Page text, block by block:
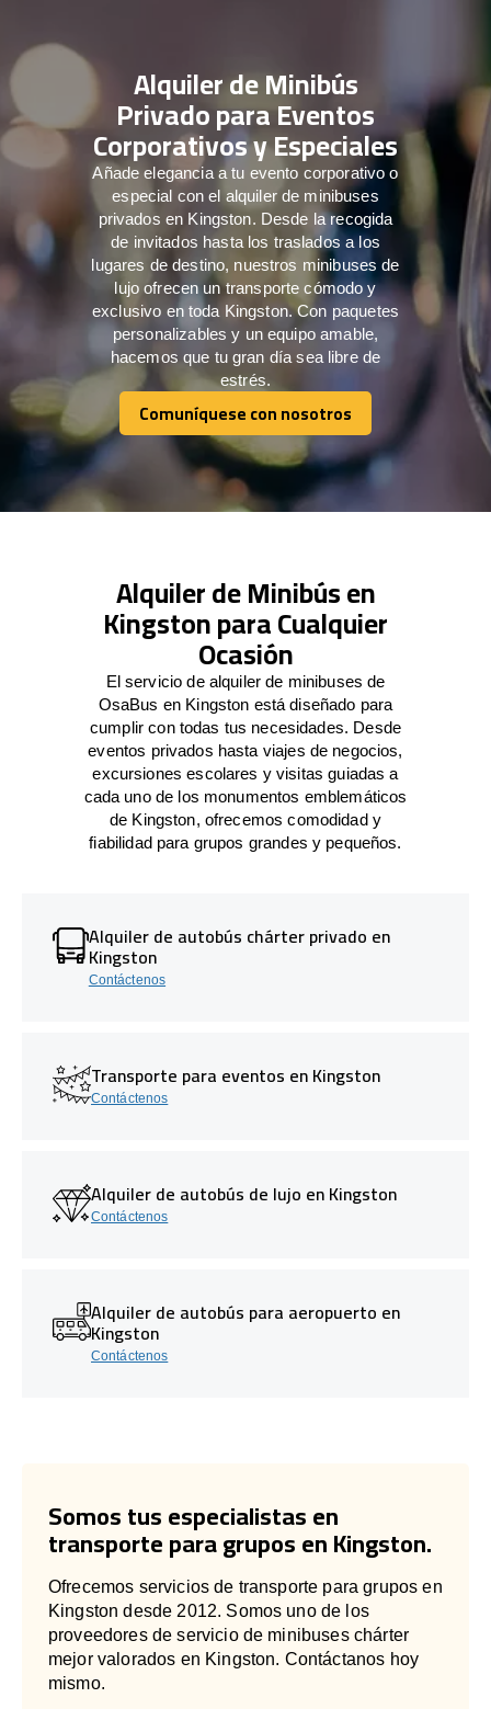
Alquiler de Minibús
Privado para Eventos
Corporativos y Especiales
Añade elegancia a tu evento corporativo o
especial con el alquiler de minibuses
privados en Kingston. Desde la recogida
de invitados hasta los traslados a los
lugares de destino, nuestros minibuses de
lujo ofrecen un transporte cómodo y
exclusivo en toda Kingston. Con paquetes
personalizables y un equipo amable,
hacemos que tu gran día sea libre de
estrés.
Comuníquese con nosotros
Comuníquese con nosotros
Alquiler de Minibús en
Kingston para Cualquier
Ocasión
El servicio de alquiler de minibuses de
OsaBus en Kingston está diseñado para
cumplir con todas tus necesidades. Desde
eventos privados hasta viajes de negocios,
excursiones escolares y visitas guiadas a
cada uno de los monumentos emblemáticos
de Kingston, ofrecemos comodidad y
fiabilidad para grupos grandes y pequeños.
Alquiler de autobús chárter privado en
Kingston
Contáctenos
Transporte para eventos en Kingston
Contáctenos
Alquiler de autobús de lujo en Kingston
Contáctenos
Alquiler de autobús para aeropuerto en
Kingston
Contáctenos
Somos tus especialistas en
transporte para grupos en Kingston.
Ofrecemos servicios de transporte para grupos en
Kingston desde 2012. Somos uno de los
proveedores de servicio de minibuses chárter
mejor valorados en Kingston. Contáctanos hoy
mismo.